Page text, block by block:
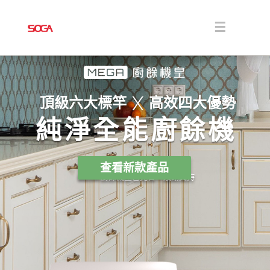
content
Toggle
關於
解決方案
商品
消息
下載
聯絡
高效四大優勢
頂級六大標竿 X
純淨全能廚餘機
MEGA 廚餘機皇已完售，感謝支持
查看新款產品